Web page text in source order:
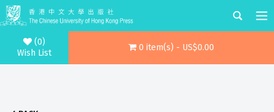
(0)
Wish List
0 item(s) - US$0.00